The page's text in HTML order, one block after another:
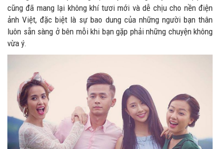
cũng đã mang lại không khí tươi mới và dễ chịu cho nền điện
ảnh Việt, đặc biệt là sự bao dung của những người bạn thân
luôn sẵn sàng ở bên mỗi khi bạn gặp phải những chuyện không
vừa ý.